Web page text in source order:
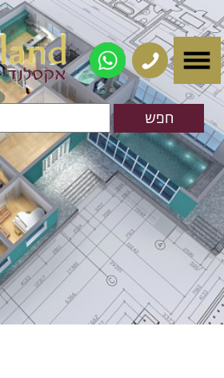
ייעוץ
המשכנתא